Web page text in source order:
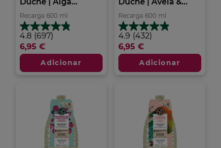
Recarga 600 ml
4.8 (697)
4.8
em
5
estrelas.
697
6,95 €
Adicionar
Recarga 600 ml
4.9 (432)
4.9
em
5
estrelas.
432
6,95 €
Adicionar